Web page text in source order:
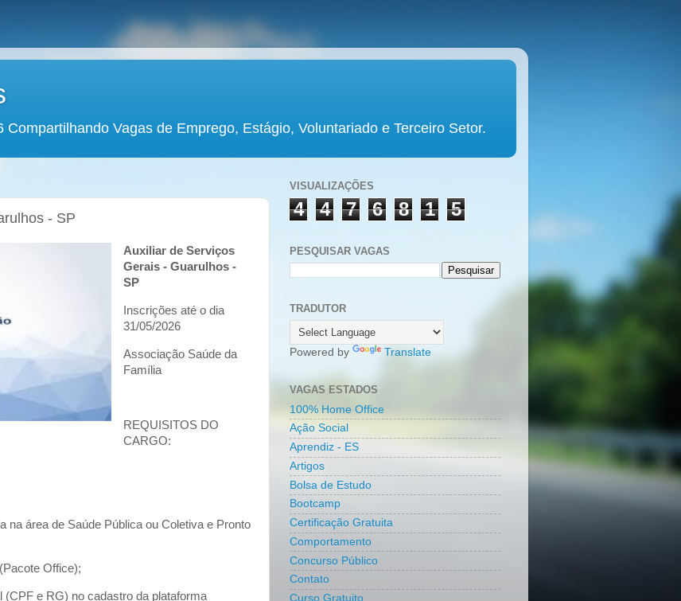
Compartilhando Vagas de Emprego, Estágio, Voluntariado e Terceiro Setor.
- SP
Auxiliar de Serviços
Gerais - Guarulhos -
SP
Inscrições até o dia
31/05/2026
Associação Saúde da
Família
REQUISITOS DO
CARGO:
na área de Saúde Pública ou Coletiva e Pronto
Office);
(CPF e RG) no cadastro da plataforma
VISUALIZAÇÕES
4 4 7 6 8 1 5
PESQUISAR VAGAS
TRADUTOR
Powered by Translate
VAGAS ESTADOS
100% Home Office
Ação Social
Aprendiz - ES
Artigos
Bolsa de Estudo
Bootcamp
Certificação Gratuita
Comportamento
Concurso Público
Contato
Curso Gratuito